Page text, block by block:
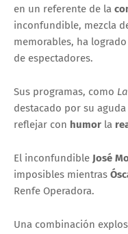
en un referente de la
inconfundible, mezcla
memorables, ha
de espectadores.
Sus programas, como
destacado por su aguda
reflejar con humor la
El inconfundible José
imposibles mientras
Renfe Operadora.
Una combinación